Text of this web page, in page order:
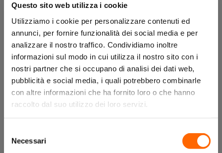
Questo sito web utilizza i cookie
Utilizziamo i cookie per personalizzare contenuti ed
annunci, per fornire funzionalità dei social media e per
analizzare il nostro traffico. Condividiamo inoltre
informazioni sul modo in cui utilizza il nostro sito con i
nostri partner che si occupano di analisi dei dati web,
pubblicità e social media, i quali potrebbero combinarle
con altre informazioni che ha fornito loro o che hanno
raccolto dal suo utilizzo dei loro servizi.
delNecessari
APHVCC28
disponibilità:
REGISTRATI ORA ACCEDI